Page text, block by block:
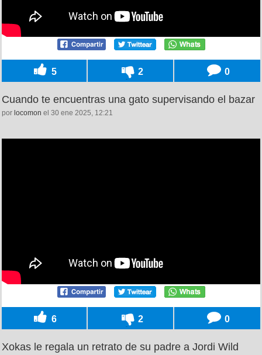
5 2 0
Cuando te encuentras una gato supervisando el bazar
por locomon el 30 ene 2025, 12:21
6 2 0
Xokas le regala un retrato de su padre a Jordi Wild